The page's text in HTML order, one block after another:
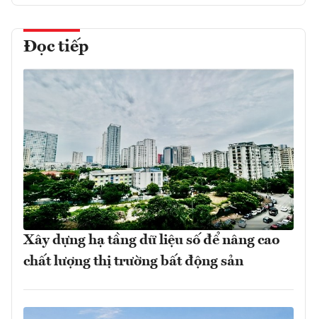
Đọc tiếp
Xây dựng hạ tầng dữ liệu số để nâng cao
chất lượng thị trường bất động sản